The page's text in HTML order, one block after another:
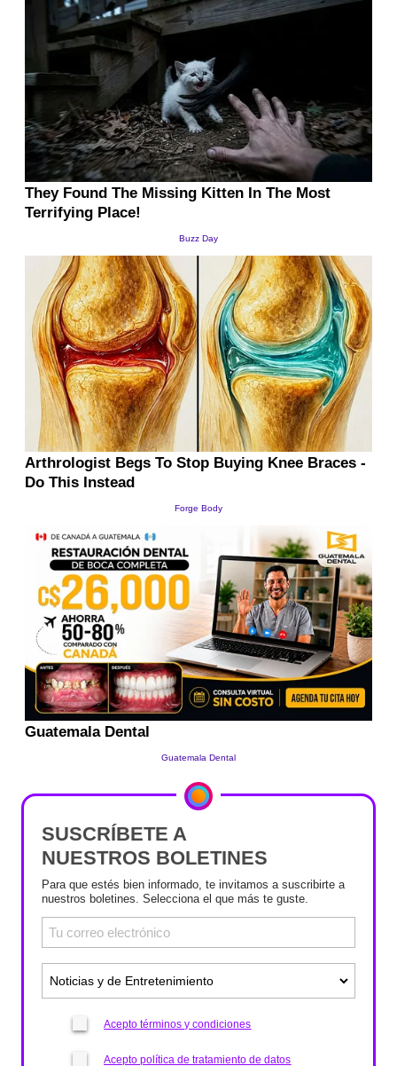
SUSCRÍBETE A
NUESTROS BOLETINES
Para que estés bien informado, te invitamos a suscribirte a
nuestros boletines. Selecciona el que más te guste.
Acepto términos y condiciones
Acepto política de tratamiento de datos